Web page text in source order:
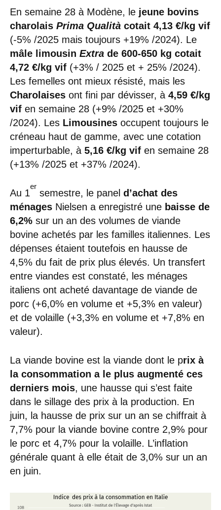
En semaine 28 à Modène, le jeune bovins
charolais Prima Qualità cotait 4,13 €/kg vif
(-5% /2025 mais toujours +19% /2024). Le
mâle limousin Extra de 600-650 kg cotait
4,72 €/kg vif (+3% / 2025 et + 25% /2024).
Les femelles ont mieux résisté, mais les
Charolaises ont fini par dévisser, à 4,59 €/kg
vif en semaine 28 (+9% /2025 et +30%
/2024). Les Limousines occupent toujours le
créneau haut de gamme, avec une cotation
imperturbable, à 5,16 €/kg vif en semaine 28
(+13% /2025 et +37% /2024).
Au 1
er
semestre, le panel d’achat des
ménages Nielsen a enregistré une baisse de
6,2% sur un an des volumes de viande
bovine achetés par les familles italiennes. Les
dépenses étaient toutefois en hausse de
4,5% du fait de prix plus élevés. Un transfert
entre viandes est constaté, les ménages
italiens ont acheté davantage de viande de
porc (+6,0% en volume et +5,3% en valeur)
et de volaille (+3,3% en volume et +7,8% en
valeur).
La viande bovine est la viande dont le prix à
la consommation a le plus augmenté ces
derniers mois, une hausse qui s’est faite
dans le sillage des prix à la production. En
juin, la hausse de prix sur un an se chiffrait à
7,7% pour la viande bovine contre 2,9% pour
le porc et 4,7% pour la volaille. L’inflation
générale quant à elle était de 3,0% sur un an
en juin.